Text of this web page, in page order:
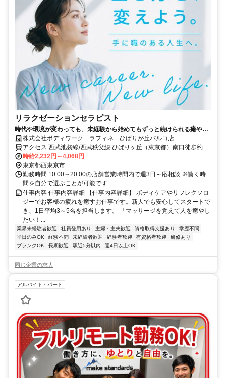
リラクゼーションセラピスト
時代や環境が変わっても、未経験から始めてもずっと続けられる癒やし
の仕事。手に職を身につけて、生き方を変えよう。
株式会社ボディワーク ラフィネ ひばりが丘パルコ店
アクセス 西武池袋線/西武秩父線 ひばりヶ丘（東京都）南口徒歩約2
分、西武池袋線/西武秩父線 東久留米東口徒歩約22分、西武池袋線/西
武有楽町線 保谷南口徒歩約33分 最寄駅：ひばりが丘駅
時給2,232円～4,068円
東京都西東京市
勤務時間 10:00～20:00の店舗営業時間内で週3日～応相談 ※働く時
間を自分で選ぶことが可能です
仕事内容 仕事内容詳細 【仕事内容詳細】 ボディケアやリフレクソロ
ジーでお客様の疲れを癒すお仕事です。新人でも安心してスタートで
き、1日平均3～5名を担当します。 「マッサージを覚えて人を癒やし
たい！...
業界未経験者歓迎 社員登用あり 主婦・主夫歓迎 資格取得支援あり
学歴不問
平日のみOK
経験不問 未経験者歓迎 経験者歓迎 有資格者歓迎
研修あり
ブランクOK
長期歓迎 駅近5分以内 週4日以上OK
同じ企業の求人
アルバイト・パート